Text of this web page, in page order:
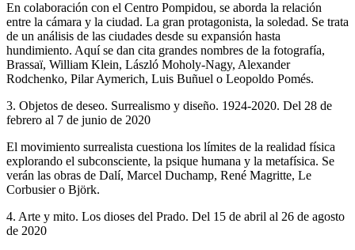
En colaboración con el Centro Pompidou, se aborda la relación
entre la cámara y la ciudad. La gran protagonista, la soledad. Se trata
de un análisis de las ciudades desde su expansión hasta
hundimiento. Aquí se dan cita grandes nombres de la fotografía,
Brassaï, William Klein, László Moholy-Nagy, Alexander
Rodchenko, Pilar Aymerich, Luis Buñuel o Leopoldo Pomés.
3. Objetos de deseo. Surrealismo y diseño. 1924-2020. Del 28 de
febrero al 7 de junio de 2020
El movimiento surrealista cuestiona los límites de la realidad física
explorando el subconsciente, la psique humana y la metafísica. Se
verán las obras de Dalí, Marcel Duchamp, René Magritte, Le
Corbusier o Björk.
4. Arte y mito. Los dioses del Prado. Del 15 de abril al 26 de agosto
de 2020